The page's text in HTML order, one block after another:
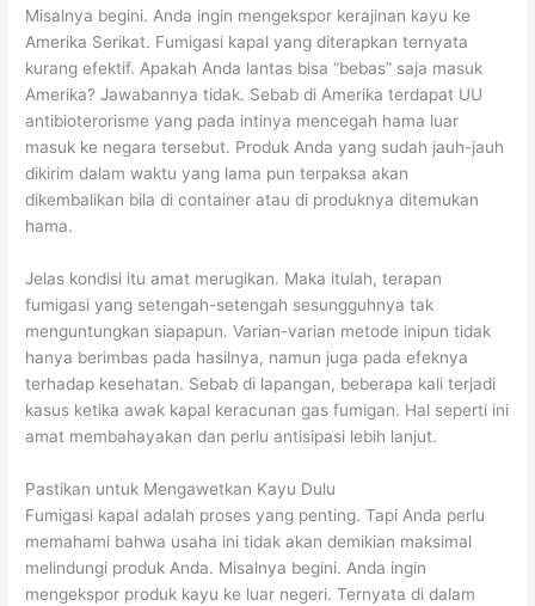
Misalnya begini. Anda ingin mengekspor kerajinan kayu ke
Amerika Serikat. Fumigasi kapal yang diterapkan ternyata
kurang efektif. Apakah Anda lantas bisa “bebas” saja masuk
Amerika? Jawabannya tidak. Sebab di Amerika terdapat UU
antibioterorisme yang pada intinya mencegah hama luar
masuk ke negara tersebut. Produk Anda yang sudah jauh-jauh
dikirim dalam waktu yang lama pun terpaksa akan
dikembalikan bila di container atau di produknya ditemukan
hama.
Jelas kondisi itu amat merugikan. Maka itulah, terapan
fumigasi yang setengah-setengah sesungguhnya tak
menguntungkan siapapun. Varian-varian metode inipun tidak
hanya berimbas pada hasilnya, namun juga pada efeknya
terhadap kesehatan. Sebab di lapangan, beberapa kali terjadi
kasus ketika awak kapal keracunan gas fumigan. Hal seperti ini
amat membahayakan dan perlu antisipasi lebih lanjut.
Pastikan untuk Mengawetkan Kayu Dulu
Fumigasi kapal adalah proses yang penting. Tapi Anda perlu
memahami bahwa usaha ini tidak akan demikian maksimal
melindungi produk Anda. Misalnya begini. Anda ingin
mengekspor produk kayu ke luar negeri. Ternyata di dalam